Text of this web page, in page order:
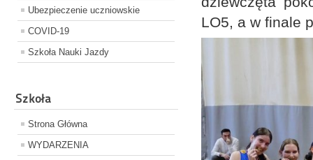
Ubezpieczenie uczniowskie
COVID-19
Szkoła Nauki Jazdy
Szkoła
Strona Główna
WYDARZENIA
LO5, a w finale